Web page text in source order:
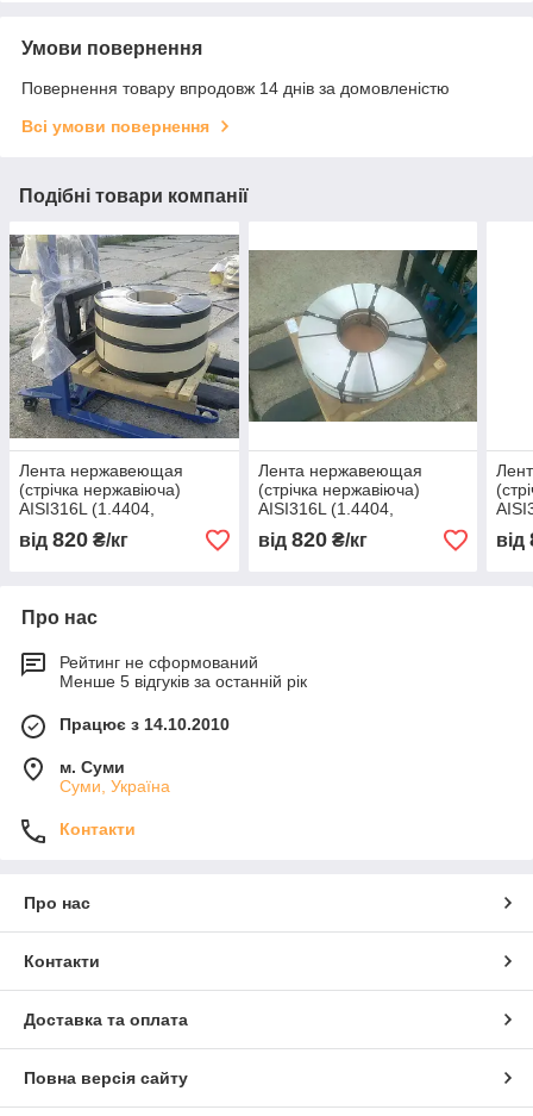
Умови повернення
Повернення товару впродовж 14 днів за домовленістю
Всі умови повернення
Подібні товари компанії
Лента нержавеющая
(стрічка нержавіюча)
AISI316L (1.4404,
03Х16Н15М3) мякгая 400
х 0,93
від 820 ₴/кг
Лента нержавеющая
(стрічка нержавіюча)
AISI316L (1.4404,
03Х16Н15М3) мякгая 400
х 0,94
від 820₴/кг
х
від
Про нас
Рейтинг не сформований
Менше 5 відгуків за останній рік
Працює з 14.10.2010
м. Суми
Суми, Україна
Контакти
Про нас
Контакти
Доставка та оплата
Повна версія сайту